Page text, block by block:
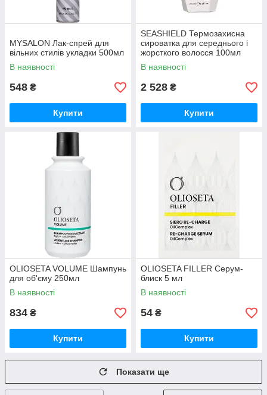
MYSALON Лак-спрей для
вільних стилів укладки 500мл
В наявності
548 ₴
Купити
SEASHIELD Термозахисна
сироватка для середнього і
жорсткого волосся 100мл
В наявності
2 528 ₴
Купити
OLIOSETA VOLUME Шампунь
для об'єму 250мл
В наявності
834 ₴
Купити
OLIOSETA FILLER Серум-
блиск 5 мл
В наявності
54 ₴
Купити
Показати ще